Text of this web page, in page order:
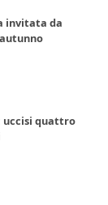
invitata da
uccisi quattro